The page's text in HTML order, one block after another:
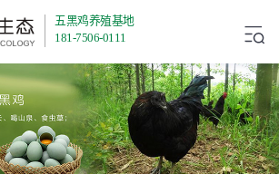
五黑鸡养殖基地
181-7506-0111